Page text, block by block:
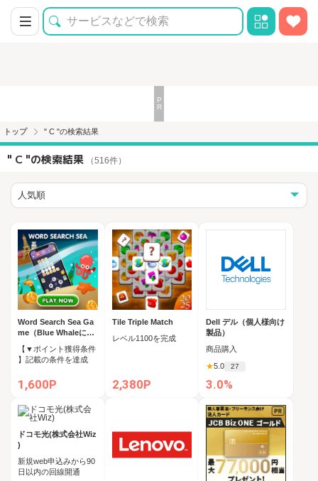
トップ " C "の検索結果
" C "の検索結果 （516件）
Word Search Sea Ga
me（Blue Whaleに到
達）
【▼ポイント獲得条件
】記載の条件を達成
1,600P
Tile Triple Match
レベル1100を完成
2,380P
Dell デル（個人様向け
製品）
商品購入
★5.0 27
3.0%
ドコモ光(株式会社Wiz
)
新規web申込みから90
日以内の回線開通